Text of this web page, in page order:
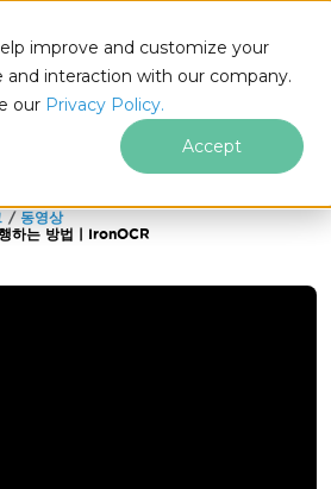
improve and customize your
and interaction with our company.
our Privacy Policy.
Accept
동영상
하는 방법 | IronOCR